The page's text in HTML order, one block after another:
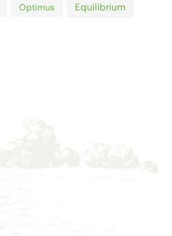
Optimus Equilibrium